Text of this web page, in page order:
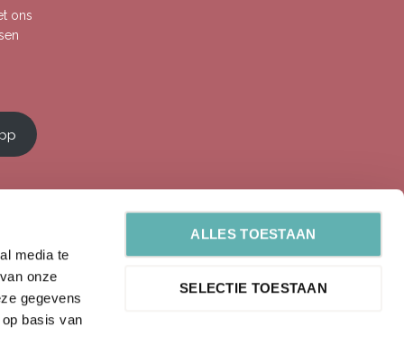
media te
onze
gegevens
basis van
ALLES TOESTAAN
SELECTIE TOESTAAN
ons